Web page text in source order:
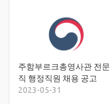
주함부르크총영사관 전문
직 행정직원 채용 공고
2023-05-31